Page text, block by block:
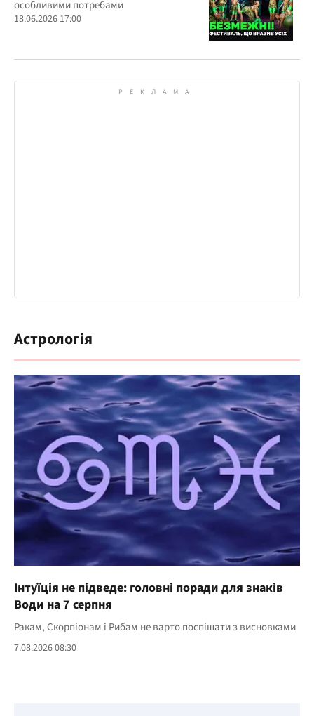
особливими потребами
18.06.2026 17:00
Астрологія
Інтуїція не підведе: головні поради для знаків
Води на 7 серпня
Ракам, Скорпіонам і Рибам не варто поспішати з висновками
7.08.2026 08:30